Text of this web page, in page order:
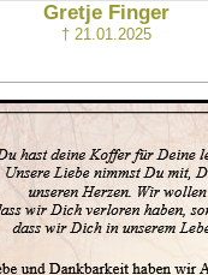
Gretje Finger
† 21.01.2025